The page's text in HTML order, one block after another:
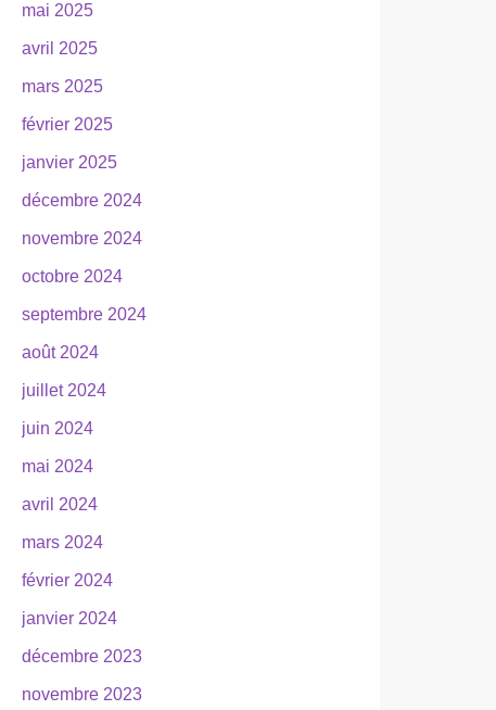
mai 2025
avril 2025
mars 2025
février 2025
janvier 2025
décembre 2024
novembre 2024
octobre 2024
septembre 2024
août 2024
juillet 2024
juin 2024
mai 2024
avril 2024
mars 2024
février 2024
janvier 2024
décembre 2023
novembre 2023